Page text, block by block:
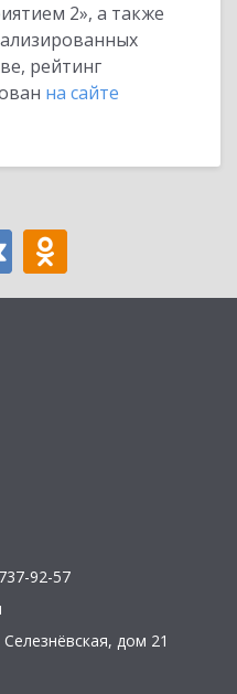
2», а также
рейтинг
на сайте
92-57
Селезнёвская, дом 21